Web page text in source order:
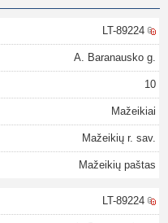
LT-89224
A. Baranausko g.
10
Mažeikiai
Mažeikių r. sav.
Mažeikių paštas
LT-89224